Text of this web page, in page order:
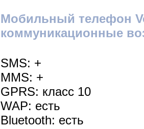
Мобильный телефон
коммуникационные
SMS: +
MMS: +
GPRS: класс 10
WAP: есть
Bluetooth: есть